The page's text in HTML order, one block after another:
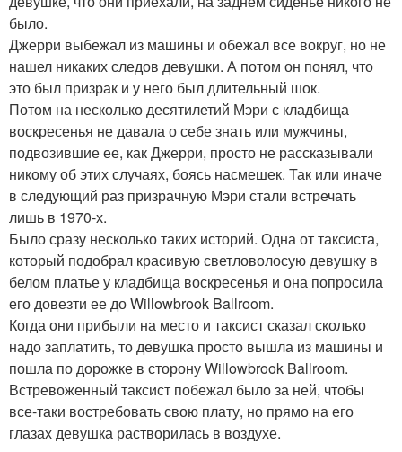
было.
Джерри выбежал из машины и обежал все вокруг, но не
нашел никаких следов девушки. А потом он понял, что
это был призрак и у него был длительный шок.
Потом на несколько десятилетий Мэри с кладбища
воскресенья не давала о себе знать или мужчины,
подвозившие ее, как Джерри, просто не рассказывали
никому об этих случаях, боясь насмешек. Так или иначе
в следующий раз призрачную Мэри стали встречать
лишь в 1970-х.
Было сразу несколько таких историй. Одна от таксиста,
который подобрал красивую светловолосую девушку в
белом платье у кладбища воскресенья и она попросила
его довезти ее до Willowbrook Ballroom.
Когда они прибыли на место и таксист сказал сколько
надо заплатить, то девушка просто вышла из машины и
пошла по дорожке в сторону Willowbrook Ballroom.
Встревоженный таксист побежал было за ней, чтобы
все-таки востребовать свою плату, но прямо на его
глазах девушка растворилась в воздухе.